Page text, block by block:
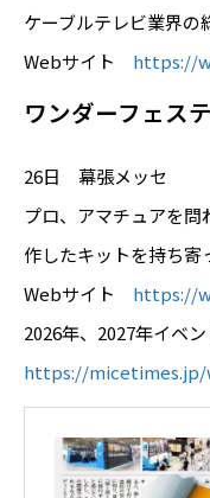
ケーブルテレビ業界の
Webサイト https://
ワンダーフェス
26日 幕張メッセ
プロ、アマチュアを問
作したキットを持ち寄
Webサイト https://
2026年、2027年イベ
https://micetimes.jp/